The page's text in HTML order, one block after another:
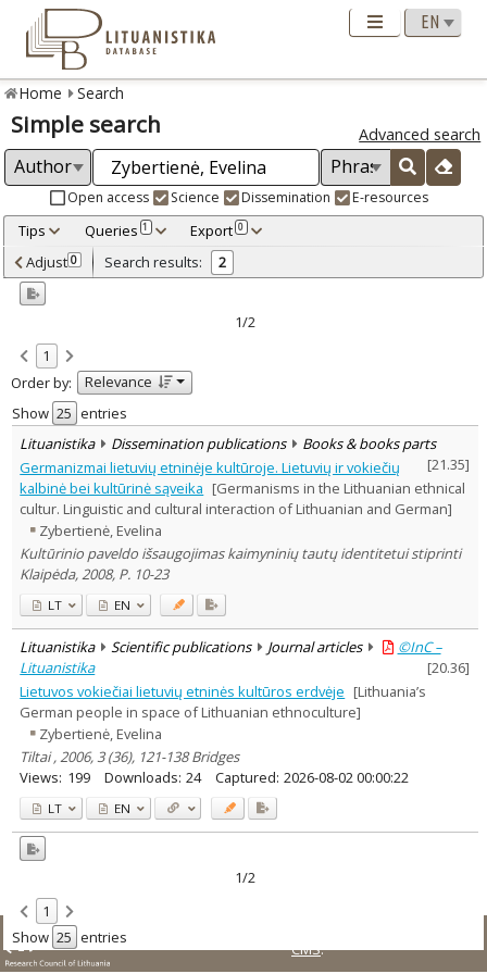
Home Search
Simple search Advanced search
Open access Science Dissemination E-resources
Tips Queries 1 Export 0
Adjusted by criteria 0
Year
Refine
Open access
Scientific publications 1
Dissemination publications
Document Type:
Books & books parts 1
Journal articles 1
Subject area:
Ethnology 1
History 1
Linguistics 1
Text language
Country of publication
Lithuanian place names
Subject
Journal
Adjust 0 Search results: 2
1/2
1
Order by:
Relevance
Show
entries
Lituanistika
Dissemination publications
Books & books parts
[21.35]
Germanizmai lietuvių etninėje kultūroje. Lietuvių ir vokiečių
kalbinė bei kultūrinė sąveika [Germanisms in the Lithuanian ethnical
cultur. Linguistic and cultural interaction of Lithuanian and German]
Zybertienė, Evelina
Kultūrinio paveldo išsaugojimas kaimyninių tautų identitetui stiprinti
Klaipėda, 2008, P. 10-23
LT EN
Lituanistika Scientific publications Journal articles
©InC –
Lituanistika
[20.36]
Lietuvos vokiečiai lietuvių etninės kultūros erdvėje [Lithuania’s
German people in space of Lithuanian ethnoculture]
Zybertienė, Evelina
Tiltai , 2006, 3 (36), 121-138 Bridges
Views: 199 Downloads: 24 Captured: 2026-08-02 00:00:22
LT EN
1/2
1
Show
entries
CMS.